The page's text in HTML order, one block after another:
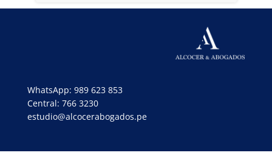
WhatsApp: 989 623 853
Central: 766 3230
estudio@alcocerabogados.pe